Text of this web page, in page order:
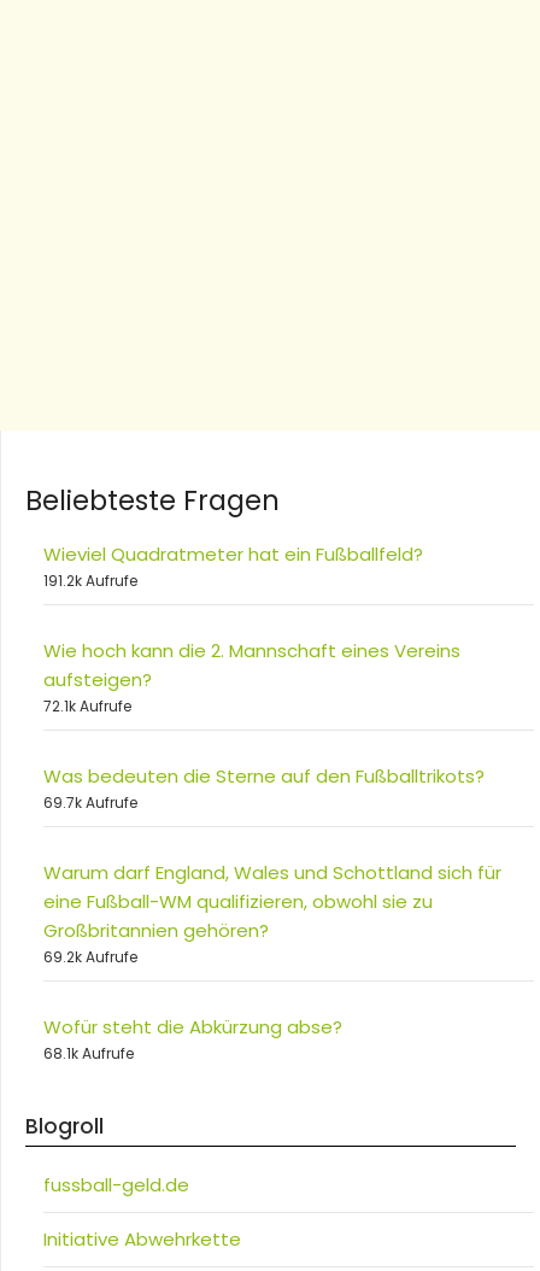
Beliebteste Fragen
Wieviel Quadratmeter hat ein Fußballfeld?
191.2k Aufrufe
Wie hoch kann die 2. Mannschaft eines Vereins
aufsteigen?
72.1k Aufrufe
Was bedeuten die Sterne auf den Fußballtrikots?
69.7k Aufrufe
Warum darf England, Wales und Schottland sich für
eine Fußball-WM qualifizieren, obwohl sie zu
Großbritannien gehören?
69.2k Aufrufe
Wofür steht die Abkürzung abse?
68.1k Aufrufe
Blogroll
fussball-geld.de
Initiative Abwehrkette